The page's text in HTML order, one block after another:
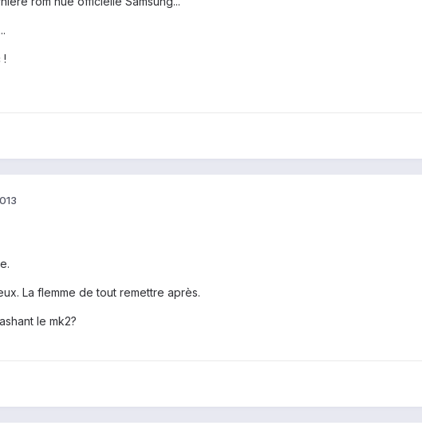
!
La flemme de tout remettre après.
le mk2?